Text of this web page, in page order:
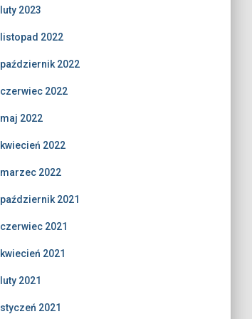
luty 2023
listopad 2022
październik 2022
czerwiec 2022
maj 2022
kwiecień 2022
marzec 2022
październik 2021
czerwiec 2021
kwiecień 2021
luty 2021
styczeń 2021